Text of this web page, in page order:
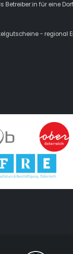
Betreiber:in für eine
- regional